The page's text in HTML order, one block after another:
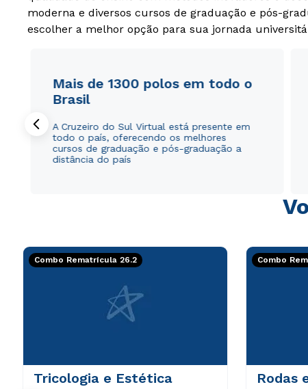
moderna e diversos cursos de graduação e pós-
escolher a melhor opção para sua jornada
Mais de 1300 polos em todo o
Brasil
A Cruzeiro do Sul Virtual está presente em
todo o país, oferecendo os melhores
cursos de graduação e pós-graduação a
distância do país
Combo Rematrícula 26.2
Tricologia e Estética
Combo
Rodas